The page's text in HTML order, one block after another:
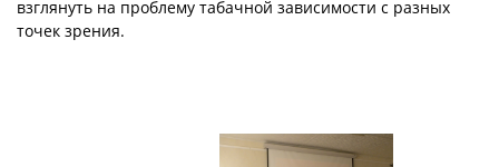
взглянуть на проблему табачной зависимости с разных
точек зрения.